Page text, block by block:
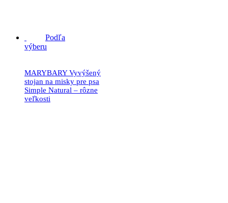
Podľa
výberu
MARYBARY Vyvýšený
stojan na misky pre psa
Simple Natural – rôzne
veľkosti